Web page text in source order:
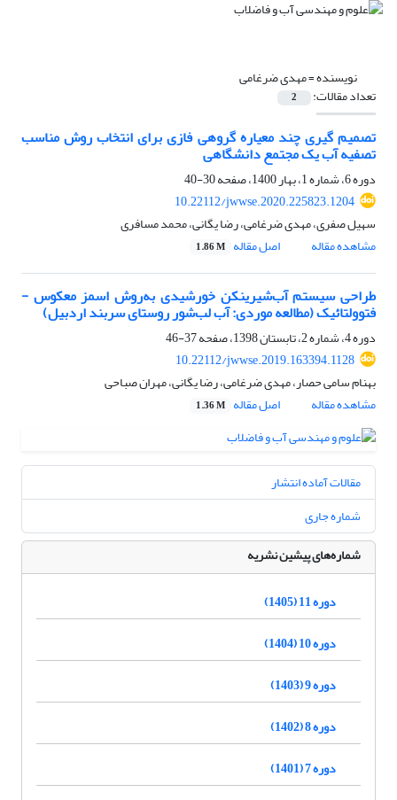
نویسنده =مهدی ضرغامی
تعداد مقالات: 2
تصمیم‎ گیری چند معیاره گروهی فازی برای انتخاب روش مناسب
تصفیه آب یک مجتمع دانشگاهی
دوره 6، شماره 1، بهار 1400، صفحه
30-40
10.22112/jwwse.2020.225823.1204
سهیل صفری، مهدی ضرغامی، رضا یگانی، محمد مسافری
مشاهده مقاله
اصل مقاله 1.86 M
طراحی سیستم آب‌شیرینکن خورشیدی به‌روش اسمز معکوس -
فتوولتائیک (مطالعه موردی: آب لب‌شور روستای سربند اردبیل)
دوره 4، شماره 2، تابستان 1398، صفحه
37-46
10.22112/jwwse.2019.163394.1128
بهنام سامی حصار، مهدی ضرغامی، رضا یگانی، مهران صباحی
مشاهده مقاله
اصل مقاله 1.36 M
مقالات آماده انتشار
شماره جاری
شماره‌های پیشین نشریه
دوره 11 (1405)
دوره 10 (1404)
دوره 9 (1403)
دوره 8 (1402)
دوره 7 (1401)